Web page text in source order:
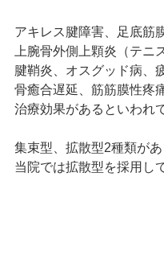
アキレス腱障害、足底筋
上腕骨外側上顆炎（テニ
腱鞘炎、オスグッド病、
骨癒合遅延、筋筋膜性疼
治療効果があるといわれ
集束型、拡散型2種類があ
当院では拡散型を採用し